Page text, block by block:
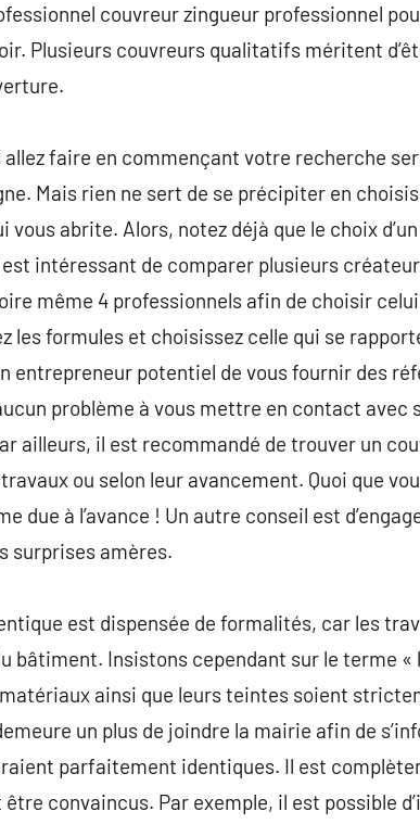
couvreur zingueur professionnel
Plusieurs couvreurs qualitatifs méritent
faire en commençant votre recherche
Mais rien ne sert de se précipiter en
vous abrite. Alors, notez déjà que le choix
intéressant de comparer plusieurs
même 4 professionnels afin de choisir
les formules et choisissez celle qui se
entrepreneur potentiel de vous fournir des
problème à vous mettre en contact avec
ailleurs, il est recommandé de trouver un
ou selon leur avancement. Quoi que
due à l’avance ! Un autre conseil est
surprises amères.
est dispensée de formalités, car les
bâtiment. Insistons cependant sur le terme «
matériaux ainsi que leurs teintes soient
un plus de joindre la mairie afin de
parfaitement identiques. Il est
convaincus. Par exemple, il est possible